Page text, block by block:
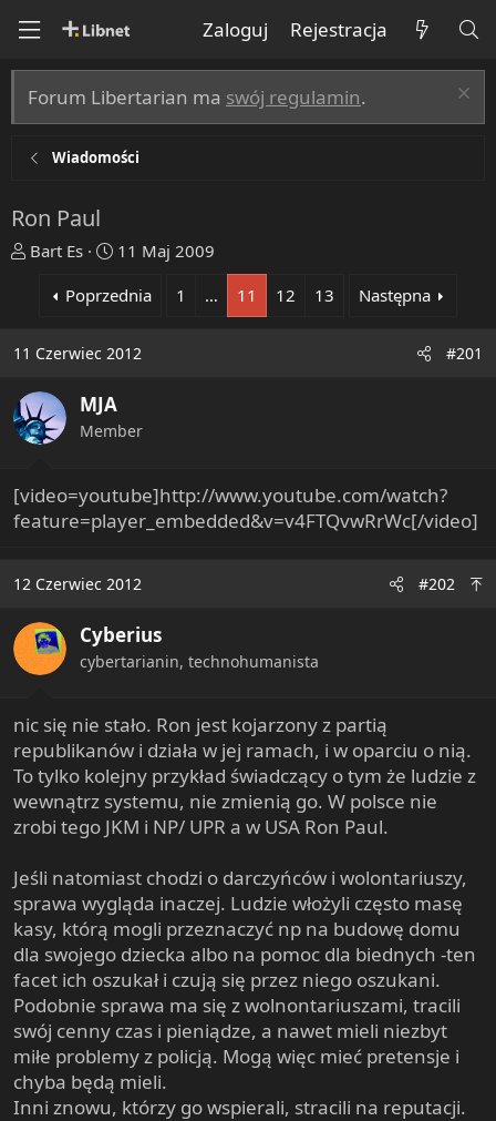
Zaloguj Rejestracja
Forum Libertarian ma swój regulamin.
Wiadomości
Ron Paul
T
d
s
t
a
e
r
Bart Es
R
z
o
c
ę
t
11 Maj 2009
Poprzednia
1 … 11 12 13 Następna
11 Czerwiec 2012 #201
MJA
Member
[video=youtube]http://www.youtube.com/watch?
feature=player_embedded&v=v4FTQvwRrWc[/video]
12 Czerwiec 2012 #202
Cyberius
cybertarianin, technohumanista
nic się nie stało. Ron jest kojarzony z partią
republikanów i działa w jej ramach, i w oparciu o nią.
To tylko kolejny przykład świadczący o tym że ludzie z
wewnątrz systemu, nie zmienią go. W polsce nie
zrobi tego JKM i NP/ UPR a w USA Ron Paul.
Jeśli natomiast chodzi o darczyńców i wolontariuszy,
sprawa wygląda inaczej. Ludzie włożyli często masę
kasy, którą mogli przeznaczyć np na budowę domu
dla swojego dziecka albo na pomoc dla biednych -ten
facet ich oszukał i czują się przez niego oszukani.
Podobnie sprawa ma się z wolnontariuszami, tracili
swój cenny czas i pieniądze, a nawet mieli niezbyt
miłe problemy z policją. Mogą więc mieć pretensje i
chyba będą mieli.
Inni znowu, którzy go wspierali, stracili na reputacji.